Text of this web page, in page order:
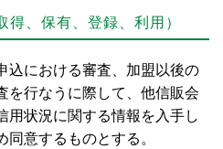
、保有、登録、利用）
込における審査、加盟以後の
を行なうに際して、他信販会
用状況に関する情報を入手し
意するものとする。